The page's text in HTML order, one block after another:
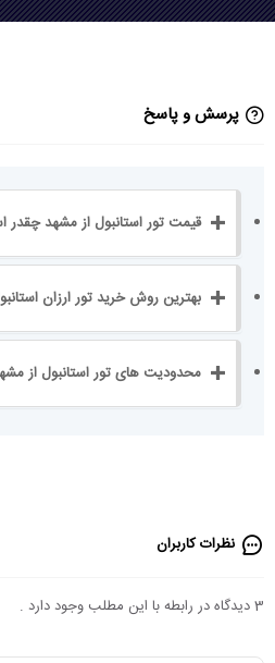
پرسش و پاسخ
قیمت تور استانبول از مشهد چقدر
بهترین روش خرید تور ارزان
محدودیت های تور استانبول از
نظرات کاربران
3 دیدگاه در رابطه با این مطلب وجود دارد .